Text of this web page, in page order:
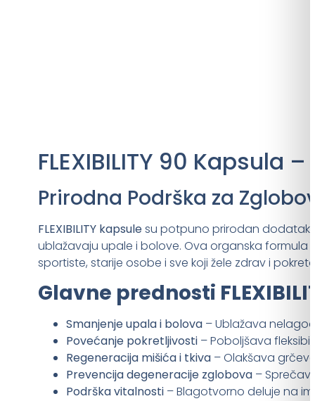
FLEXIBILITY 90 Kapsula
Prirodna Podrška za
FLEXIBILITY kapsulesu potpuno prirodan dodatak
ublažavaju upale i bolove. Ova organska
sportiste, starije osobe i sve koji žele zdrav i
Glavne prednosti
Smanjenje upala i bolova– Ublažava
Povećanje pokretljivosti– Poboljšava
Regeneracija mišića i tkiva– Olakšava
Prevencija degeneracije zglobova–
Podrška vitalnosti– Blagotvorno deluje na